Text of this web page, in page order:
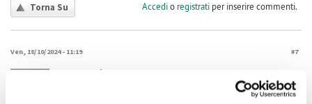
Torna Su Accedio registratiper inserire commenti.
Ven, 18/10/2024 - 11:19 #7
secondo acconto
Ho messo in produzione impianto prima settimana di luglio.